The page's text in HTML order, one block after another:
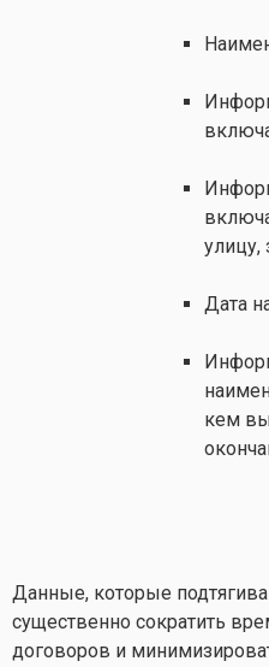
улицу,
Дата
кем
Данные, которые
существенно сократить
договоров и